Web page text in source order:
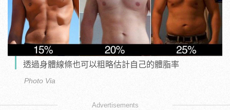
透過身體線條也可以粗略估計自己的體脂率
Photo Via
Advertisements